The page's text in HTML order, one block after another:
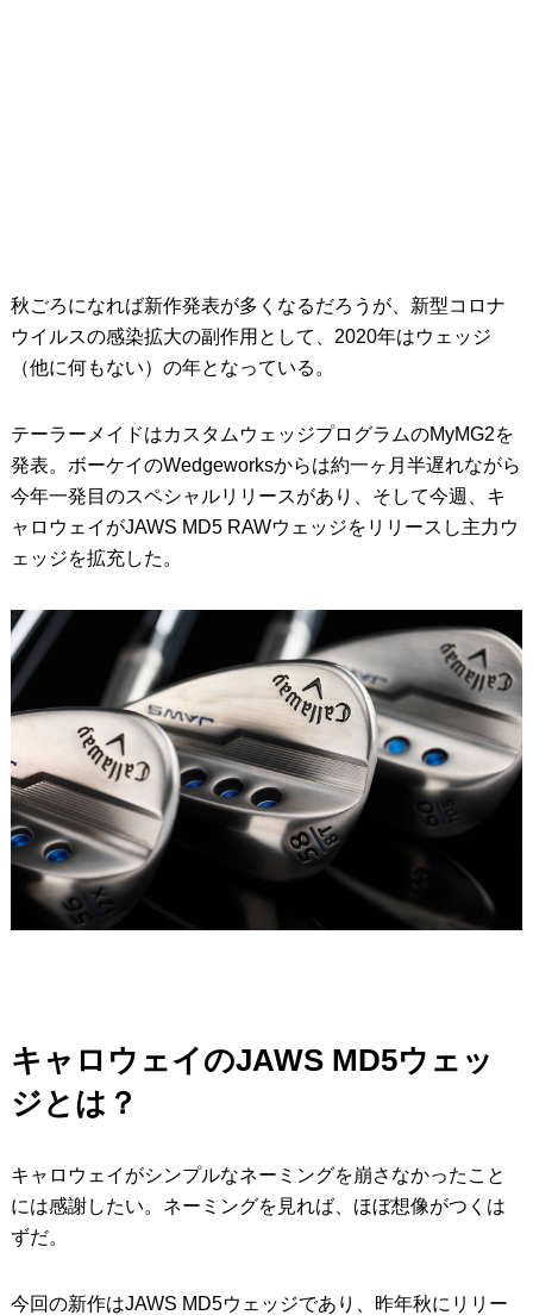
秋ごろになれば新作発表が多くなるだろうが、新型コロナ
ウイルスの感染拡大の副作用として、2020年はウェッジ
（他に何もない）の年となっている。
テーラーメイドはカスタムウェッジプログラムのMyMG2を
発表。ボーケイのWedgeworksからは約一ヶ月半遅れながら
今年一発目のスペシャルリリースがあり、そして今週、キ
ャロウェイがJAWS MD5 RAWウェッジをリリースし主力ウ
ェッジを拡充した。
キャロウェイのJAWS MD5ウェッ
ジとは？
キャロウェイがシンプルなネーミングを崩さなかったこと
には感謝したい。ネーミングを見れば、ほぼ想像がつくは
ずだ。
今回の新作はJAWS MD5ウェッジであり、昨年秋にリリー